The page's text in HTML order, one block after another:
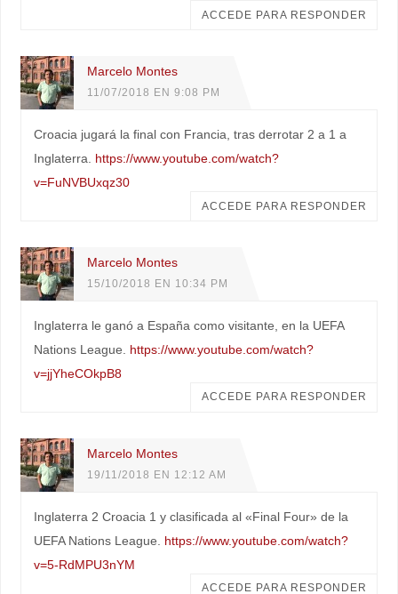
ACCEDE PARA RESPONDER
Marcelo Montes
11/07/2018 EN 9:08 PM
Croacia jugará la final con Francia, tras derrotar 2 a 1 a
Inglaterra. https://www.youtube.com/watch?
v=FuNVBUxqz30
ACCEDE PARA RESPONDER
Marcelo Montes
15/10/2018 EN 10:34 PM
Inglaterra le ganó a España como visitante, en la UEFA
Nations League. https://www.youtube.com/watch?
v=jjYheCOkpB8
ACCEDE PARA RESPONDER
Marcelo Montes
19/11/2018 EN 12:12 AM
Inglaterra 2 Croacia 1 y clasificada al «Final Four» de la
UEFA Nations League. https://www.youtube.com/watch?
v=5-RdMPU3nYM
ACCEDE PARA RESPONDER